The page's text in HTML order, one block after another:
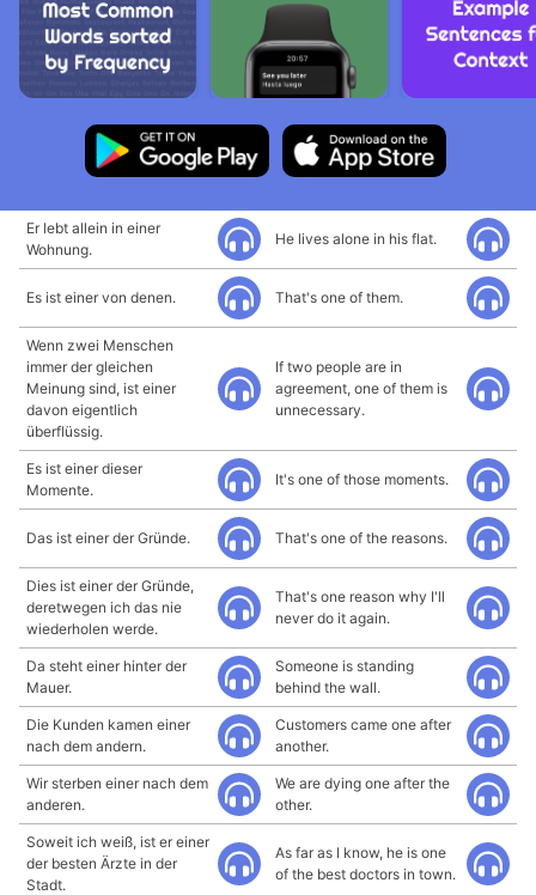
Er lebt allein in einer
Wohnung.
He lives alone in his flat.
Es ist einer von denen. That's one of them.
Wenn zwei Menschen
immer der gleichen
Meinung sind, ist einer
davon eigentlich
überflüssig.
If two people are in
agreement, one of them is
unnecessary.
Es ist einer dieser
Momente.
It's one of those moments.
Das ist einer der Gründe. That's one of the reasons.
Dies ist einer der Gründe,
deretwegen ich das nie
wiederholen werde.
That's one reason why I'll
never do it again.
Da steht einer hinter der
Mauer.
Someone is standing
behind the wall.
Die Kunden kamen einer
nach dem andern.
Customers came one after
another.
Wir sterben einer nach dem
anderen.
We are dying one after the
other.
Soweit ich weiß, ist er einer
der besten Ärzte in der
Stadt.
As far as I know, he is one
of the best doctors in town.